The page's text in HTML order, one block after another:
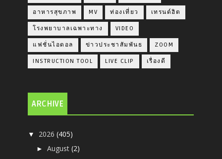
อาหารสุขภาพ MV ท่องเที่ยว เทรนด์ฮิต
โรงพยาบาลเฉพาะทาง VIDEO
แฟชั่นไอดอล ข่าวประชาสัมพันธ ZOOM
INSTRUCTION TOOL LIVE CLIP เรื่องดี
ARCHIVE
▼ 2026(405)
►August(2)